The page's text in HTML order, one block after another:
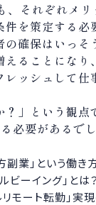
、それぞれメ
を策定する必
確保はいっ
ることにな
ッシュして
」という観
必要があるでし
副業」という働き
ビーイング」とは？
リモート転勤」実